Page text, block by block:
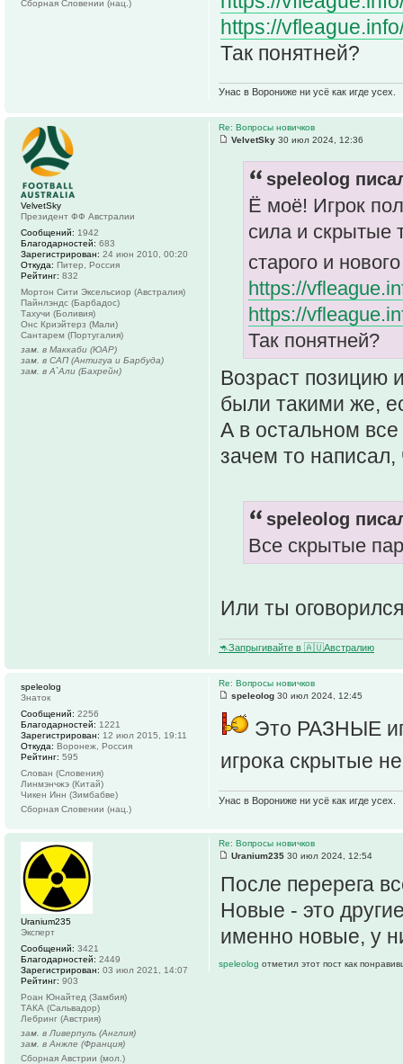
https://
Так понятней?
Унас в Ворониже ни усё как игде усех.
Сборная Словении (нац.)
Re: Вопросы новичков
VelvetSky 30 июл 2024, 12:36
speleolog
Ё моё! Игрок
сила и скрытые
старого и
https://
https://
Так понятней?
Возраст позицию
были такими же,
А в остальном
зачем то написал,
speleolog
Все скрытые
Или ты
🦘Запрыгивайте в 🇦🇺Австралию
VelvetSky
Президент ФФ Австралии
Сообщений: 1942
Благодарностей: 683
Зарегистрирован: 24 июн 2010, 00:20
Откуда: Питер, Россия
Рейтинг: 832
Мортон Сити Эксельсиор (Австралия)
Пайнлэндс (Барбадос)
Тахучи (Боливия)
Онс Криэйтерз (Мали)
Сантарем (Португалия)
зам. в Маккаби (ЮАР)
зам. в САП (Антигуа и Барбуда)
зам. в А`Али (Бахрейн)
Re: Вопросы новичков
speleolog 30 июл 2024, 12:45
Это РАЗНЫЕ
игрока скрытые
Унас в Ворониже ни усё как игде усех.
speleolog
Знаток
Сообщений: 2256
Благодарностей: 1221
Зарегистрирован: 12 июл 2015, 19:11
Откуда: Воронеж, Россия
Рейтинг: 595
Слован (Словения)
Линмэнчжэ (Китай)
Чикен Инн (Зимбабве)
Сборная Словении (нац.)
Re: Вопросы новичков
Uranium235 30 июл 2024, 12:54
После перерега
Новые - это
именно новые, у
speleolog отметил этот пост как
Uranium235
Эксперт
Сообщений: 3421
Благодарностей: 2449
Зарегистрирован: 03 июл 2021, 14:07
Рейтинг: 903
Роан Юнайтед (Замбия)
ТАКА (Сальвадор)
Лебринг (Австрия)
зам. в Ливерпуль (Англия)
зам. в Анжле (Франция)
Сборная Австрии (мол.)